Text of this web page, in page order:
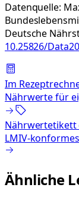
Datenquelle:
Deutsche
10.25826/
Im
Nährwerte für
Nährwertetikett
LMIV-
Ähnliche